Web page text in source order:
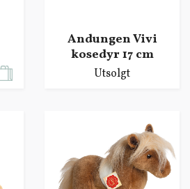
Andungen Vivi
kosedyr 17 cm
Utsolgt